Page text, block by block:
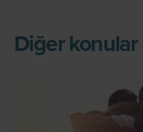
Diğer konular